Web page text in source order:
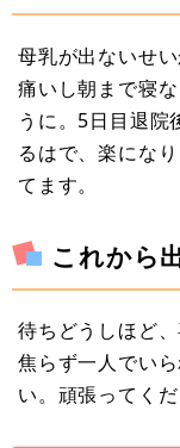
母乳が出ないせ
痛いし朝まで寝
うに。5日目退院
るはで、楽にな
てます。
これから
待ちどうしほど
焦らず一人でい
い。頑張ってくだ